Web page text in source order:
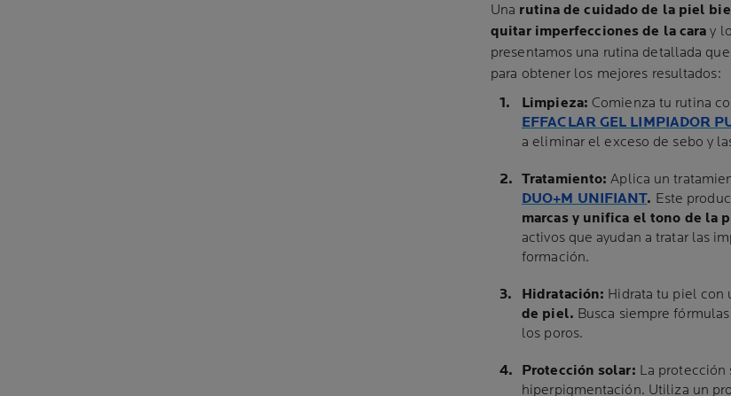
Una rutina de cuidado de la piel
quitar imperfecciones de la cara y
presentamos una rutina detallada
para obtener los mejores resultados:
Limpieza: Comienza tu rutina
EFFACLAR GEL LIMPIADOR
a eliminar el exceso de sebo y
Tratamiento: Aplica un
DUO+M UNIFIANT. Este
marcas y unifica el tono de la
activos que ayudan a tratar las
formación.
Hidratación: Hidrata tu piel con
de piel. Busca siempre
los poros.
Protección solar: La protección
hiperpigmentación. Utiliza un